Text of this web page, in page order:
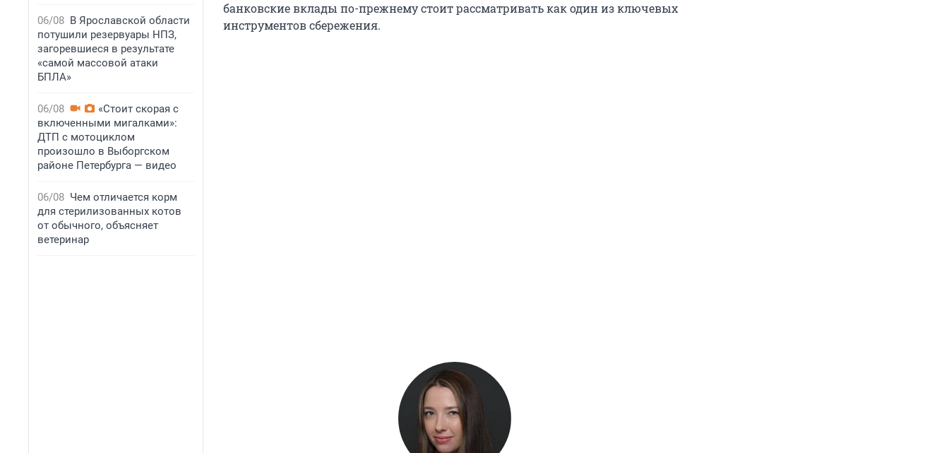
06/08 В Ярославской области
потушили резервуары НПЗ,
загоревшиеся в результате
«самой массовой атаки
БПЛА»
06/08
«Стоит скорая с
включенными мигалками»:
ДТП с мотоциклом
произошло в Выборгском
районе Петербурга — видео
06/08 Чем отличается корм
для стерилизованных котов
от обычного, объясняет
ветеринар
банковские вклады по-прежнему стоит рассматривать как один из ключевых
инструментов сбережения.